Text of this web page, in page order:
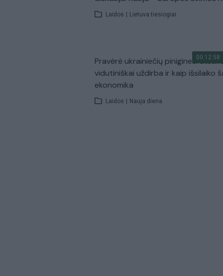
Laidos | Lietuva tiesiogiai
00:12:58
Pravėrė ukrainiečių pinigines:
vidutiniškai uždirba ir kaip išsilaiko
ekonomika
Laidos | Nauja diena